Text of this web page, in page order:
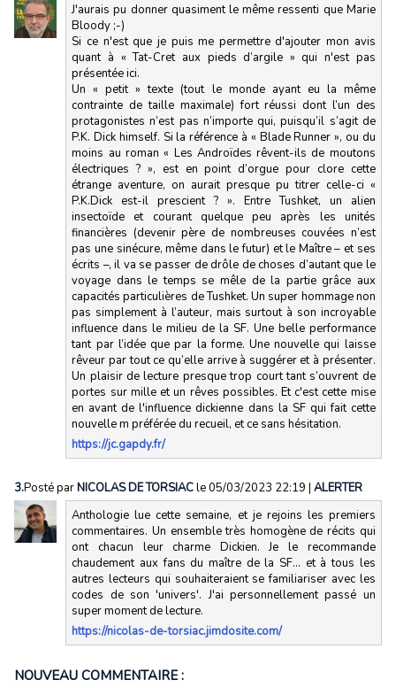
J'aurais pu donner quasiment le même ressenti que Marie
Bloody ;-)
Si ce n'est que je puis me permettre d'ajouter mon avis
quant à « Tat-Cret aux pieds d’argile » qui n'est pas
présentée ici.
Un « petit » texte (tout le monde ayant eu la même
contrainte de taille maximale) fort réussi dont l’un des
protagonistes n’est pas n’importe qui, puisqu’il s’agit de
P.K. Dick himself. Si la référence à « Blade Runner », ou du
moins au roman « Les Androïdes rêvent-ils de moutons
électriques ? », est en point d’orgue pour clore cette
étrange aventure, on aurait presque pu titrer celle-ci «
P.K.Dick est-il prescient ? ». Entre Tushket, un alien
insectoïde et courant quelque peu après les unités
financières (devenir père de nombreuses couvées n’est
pas une sinécure, même dans le futur) et le Maître – et ses
écrits –, il va se passer de drôle de choses d’autant que le
voyage dans le temps se mêle de la partie grâce aux
capacités particulières de Tushket. Un super hommage non
pas simplement à l’auteur, mais surtout à son incroyable
influence dans le milieu de la SF. Une belle performance
tant par l’idée que par la forme. Une nouvelle qui laisse
rêveur par tout ce qu’elle arrive à suggérer et à présenter.
Un plaisir de lecture presque trop court tant s’ouvrent de
portes sur mille et un rêves possibles. Et c'est cette mise
en avant de l'influence dickienne dans la SF qui fait cette
nouvelle m préférée du recueil, et ce sans hésitation.
https://jc.gapdy.fr/
3.Posté parNICOLAS DE TORSIACle 05/03/2023 22:19 | ALERTER
Anthologie lue cette semaine, et je rejoins les premiers
commentaires. Un ensemble très homogène de récits qui
ont chacun leur charme Dickien. Je le recommande
chaudement aux fans du maître de la SF... et à tous les
autres lecteurs qui souhaiteraient se familiariser avec les
codes de son 'univers'. J'ai personnellement passé un
super moment de lecture.
https://nicolas-de-torsiac.jimdosite.com/
NOUVEAU COMMENTAIRE :